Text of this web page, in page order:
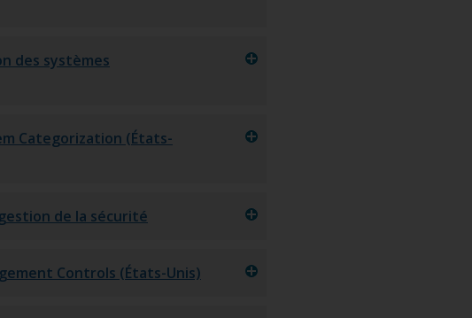
des systèmes
Categorization (États-
de la sécurité
Controls (États-Unis)